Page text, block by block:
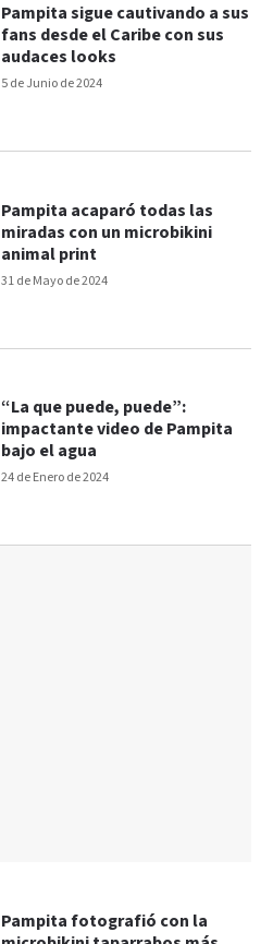
5 de Junio de 2024
Pampita sigue cautivando a sus
fans desde el Caribe con sus
audaces looks
31 de Mayo de 2024
Pampita acaparó todas las
miradas con un microbikini
animal print
24 de Enero de 2024
“La que puede, puede”:
impactante video de Pampita
bajo el agua
Pampita fotografió con la